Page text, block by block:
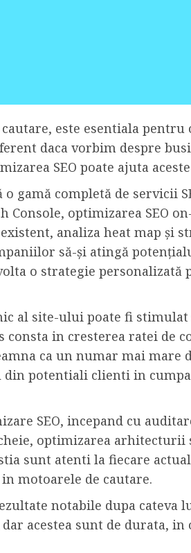
este esentiala pentru
daca vorbim despre
SEO poate ajuta
gamă completă de servicii
Console, optimizarea SEO
analiza heat map și
să-și atingă
o strategie personalizată
al site-ului poate fi
consta in cresterea ratei
ca un numar mai
potentiali clienti in
SEO, incepand cu
optimizarea
sunt atenti la fiecare
motoarele de cautare.
notabile dupa cateva
acestea sunt de durata,